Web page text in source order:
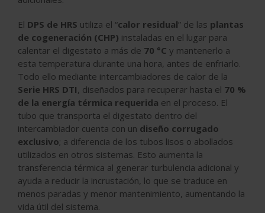
El DPS de HRS utiliza el “calor residual” de las plantas
de cogeneración (CHP) instaladas en el lugar para
calentar el digestato a más de 70 °C y mantenerlo a
esta temperatura durante una hora, antes de enfriarlo.
Todo ello mediante intercambiadores de calor de la
Serie HRS DTI, diseñados para recuperar hasta el 70 %
de la energía térmica requerida en el proceso. El
tubo que transporta el digestato dentro del
intercambiador cuenta con un diseño corrugado
exclusivo; a diferencia de los tubos lisos o abollados
utilizados en otros sistemas. Esto aumenta la
transferencia térmica al generar turbulencia adicional y
ayuda a reducir la incrustación, lo que se traduce en
menos paradas y menor mantenimiento, aumentando la
vida útil del sistema.